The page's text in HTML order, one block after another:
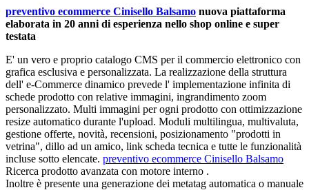
preventivo ecommerce Cinisello Balsamo nuova piattaforma
elaborata in 20 anni di esperienza nello shop online e super
testata
E' un vero e proprio catalogo CMS per il commercio elettronico con
grafica esclusiva e personalizzata. La realizzazione della struttura
dell' e-Commerce dinamico prevede l' implementazione infinita di
schede prodotto con relative immagini, ingrandimento zoom
personalizzato. Multi immagini per ogni prodotto con ottimizzazione
resize automatico durante l'upload. Moduli multilingua, multivaluta,
gestione offerte, novità, recensioni, posizionamento "prodotti in
vetrina", dillo ad un amico, link scheda tecnica e tutte le funzionalità
incluse sotto elencate. preventivo ecommerce Cinisello Balsamo
Ricerca prodotto avanzata con motore interno .
Inoltre è presente una generazione dei metatag automatica o manuale